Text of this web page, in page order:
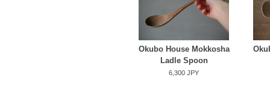
Okubo House Mokkosha
Ladle Spoon
6,300 JPY